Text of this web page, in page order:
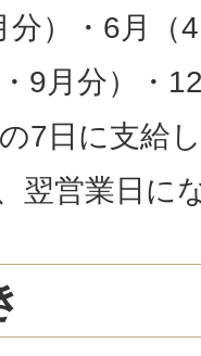
分）・6月（
9月分）・
7日に支給
翌営業日に